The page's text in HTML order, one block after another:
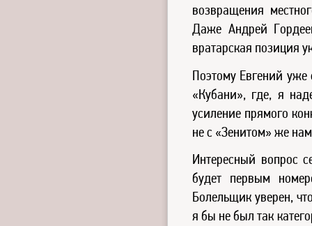
возвращения
Даже Андрей
вратарская позиция
Поэтому Евгений
«Кубани», где, я
усиление прямого
не с «Зенитом» же
Интересный вопрос
будет первым
Болельщик уверен,
я бы не был так